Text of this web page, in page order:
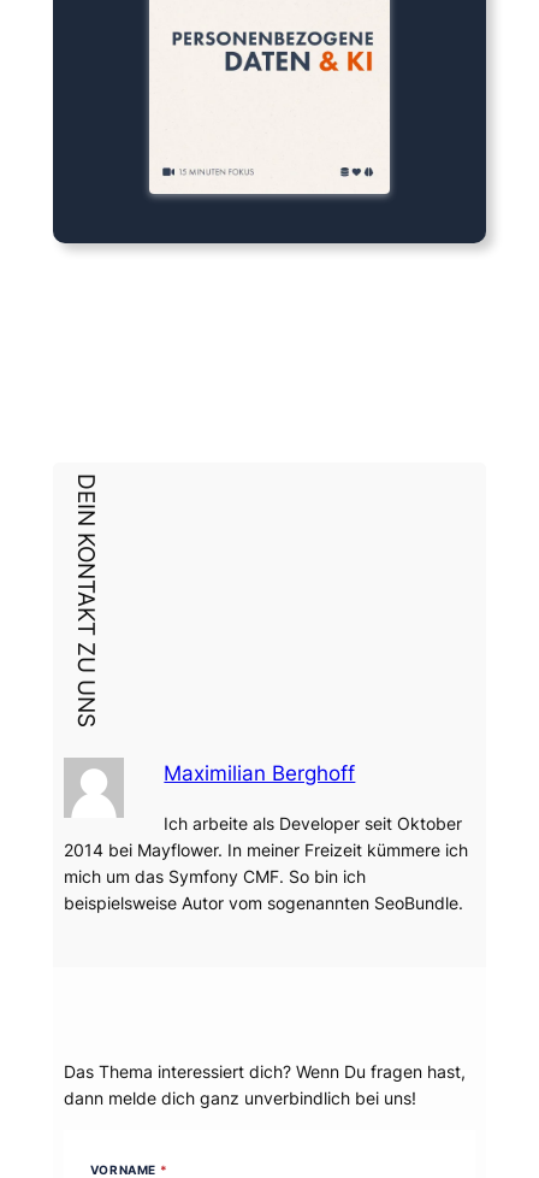
DEIN KONTAKT ZU UNS
Maximilian Berghoff
Ich arbeite als Developer seit Oktober
2014 bei Mayflower. In meiner Freizeit kümmere ich
mich um das Symfony CMF. So bin ich
beispielsweise Autor vom sogenannten SeoBundle.
Das Thema interessiert dich? Wenn Du fragen hast,
dann melde dich ganz unverbindlich bei uns!
VORNAME *